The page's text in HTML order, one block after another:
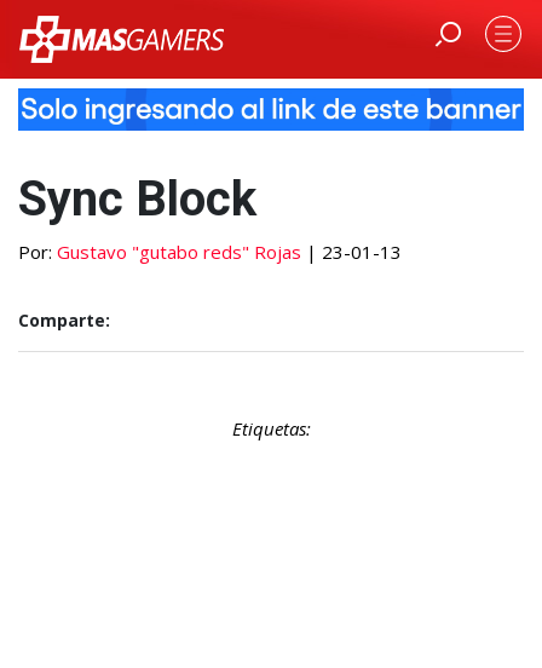
Sync Block
Por: Gustavo "gutabo reds" Rojas | 23-01-13
Comparte:
Etiquetas: